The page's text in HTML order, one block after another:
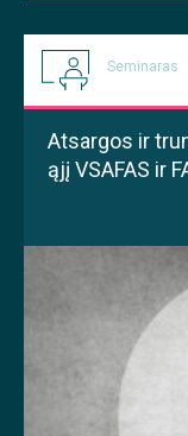
Seminaras
Atsargos ir
ąjį VSAFAS ir